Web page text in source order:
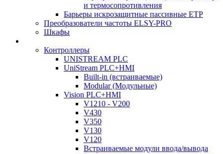
и термосопротивления
Барьеры искрозащитные пассивные ЕТР
Преобразователи частоты ELSY-PRO
Шкафы
Контроллеры
UNISTREAM PLC
UniStream PLC+HMI
Built-in (встраиваемые)
Modular (Модульные)
Vision PLC+HMI
V1210 - V200
V430
V350
V130
V120
Встраиваемые модули ввода/вывода